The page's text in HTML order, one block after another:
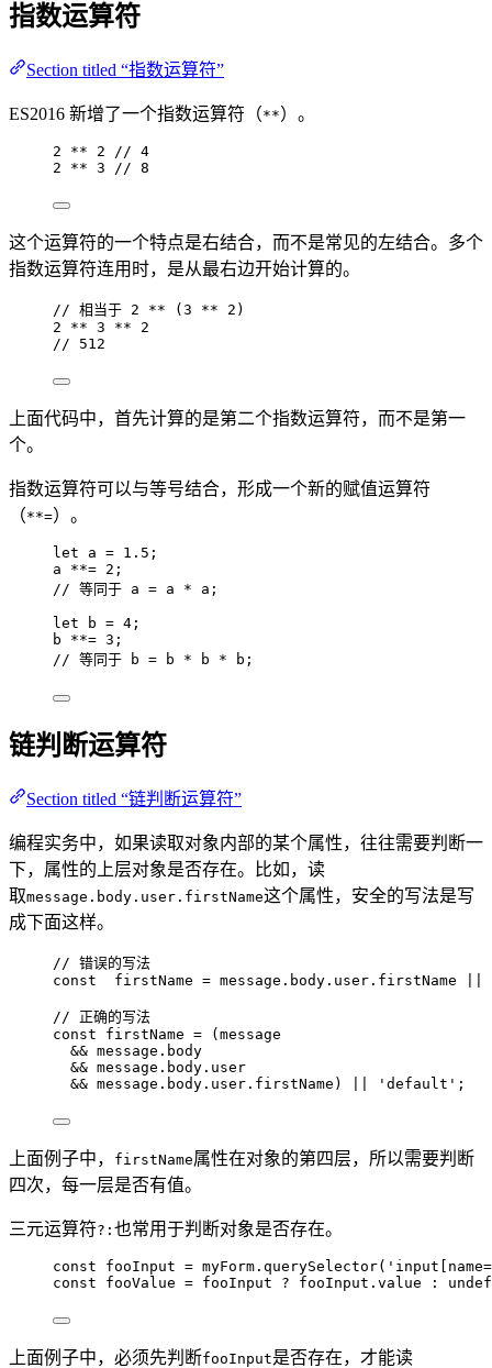
指数运算符
Section titled “指数运算符”
ES2016 新增了一个指数运算符（**）。
2 ** 2
// 4
2
** 3 // 8
这个运算符的一个特点是右结合，而不是常见的左结合。多个
指数运算符连用时，是从最右边开始计算的。
// 相当于 2 ** (3 ** 2)
2
** 3 **
2
// 512
上面代码中，首先计算的是第二个指数运算符，而不是第一
个。
指数运算符可以与等号结合，形成一个新的赋值运算符
（**=）。
let a = 1.5 ;
a
**= 2 ;
// 等同于 a = a * a;
let b = 4 ;
b
**= 3 ;
// 等同于 b = b * b * b;
链判断运算符
Section titled “链判断运算符”
编程实务中，如果读取对象内部的某个属性，往往需要判断一
下，属性的上层对象是否存在。比如，读
取message.body.user.firstName这个属性，安全的写法是写
成下面这样。
// 错误的写法
const firstName = message . body . user . firstName
// 正确的写法
const firstName = ( message
&& message . body
&& message . body . user
&& message . body . user . firstName ) ' default ' ;
上面例子中， firstName属性在对象的第四层，所以需要判断
四次，每一层是否有值。
三元运算符?: 也常用于判断对象是否存在。
const fooInput = myForm . querySelector( '
const fooValue = fooInput ? fooInput . value :
上面例子中，必须先判断fooInput是否存在，才能读